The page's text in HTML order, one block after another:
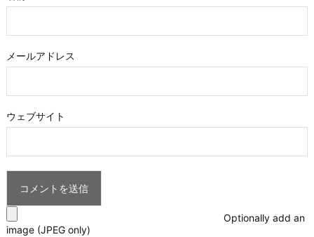
メールアドレス
ウェブサイト
Optionally add an
image (JPEG only)